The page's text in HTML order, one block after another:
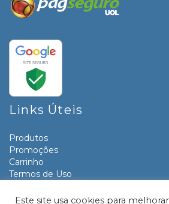
Links Úteis
Produtos
Promoções
Carrinho
Termos de Uso
Contato
Este site usa cookies para